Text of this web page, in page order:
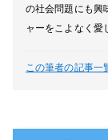
の社会問題にも興
ャーをこよなく愛
この筆者の記事一